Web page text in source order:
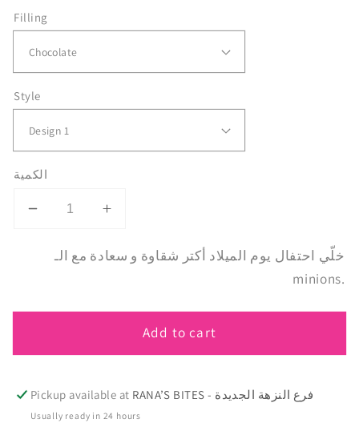
Filling
Style
الكمية
Decrease
pops
Increase
for
pops
خلّي احتفال يوم الميلاد أكتر شقاوة و سعادة مع الـ
minions.
Add to cart
Pickup available at RANA’S BITES - فرع النزهة الجديدة
Usually ready in 24 hours